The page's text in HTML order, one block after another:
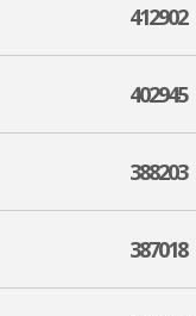
412902
402945
388203
387018